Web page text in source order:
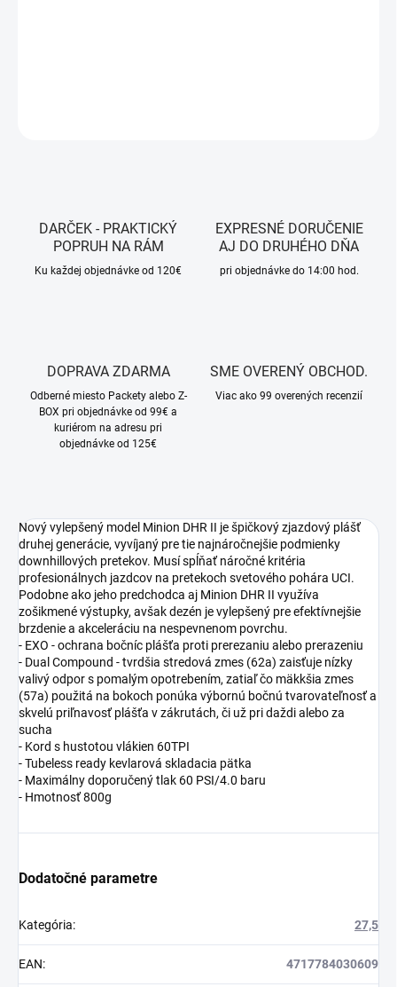
DARČEK - PRAKTICKÝ
POPRUH NA RÁM
Ku každej objednávke od 120€
EXPRESNÉ DORUČENIE
AJ DO DRUHÉHO DŇA
pri objednávke do 14:00 hod.
DOPRAVA ZDARMA
Odberné miesto Packety alebo Z-
BOX pri objednávke od 99€ a
kuriérom na adresu pri
objednávke od 125€
SME OVERENÝ OBCHOD.
Viac ako 99 overených recenzií
Nový vylepšený model Minion DHR II je špičkový zjazdový plášť
druhej generácie, vyvíjaný pre tie najnáročnejšie podmienky
downhillových pretekov. Musí spĺňať náročné kritéria
profesionálnych jazdcov na pretekoch svetového pohára UCI.
Podobne ako jeho predchodca aj Minion DHR II využíva
zošikmené výstupky, avšak dezén je vylepšený pre efektívnejšie
brzdenie a akceleráciu na nespevnenom povrchu.
- EXO - ochrana bočníc plášťa proti prerezaniu alebo prerazeniu
- Dual Compound - tvrdšia stredová zmes (62a) zaisťuje nízky
valivý odpor s pomalým opotrebením, zatiaľ čo mäkkšia zmes
(57a) použitá na bokoch ponúka výbornú bočnú tvarovateľnosť a
skvelú priľnavosť plášťa v zákrutách, či už pri daždi alebo za
sucha
- Kord s hustotou vlákien 60TPI
- Tubeless ready kevlarová skladacia pätka
- Maximálny doporučený tlak 60 PSI/4.0 baru
- Hmotnosť 800g
Dodatočné parametre
Kategória: 27,5
EAN: 4717784030609